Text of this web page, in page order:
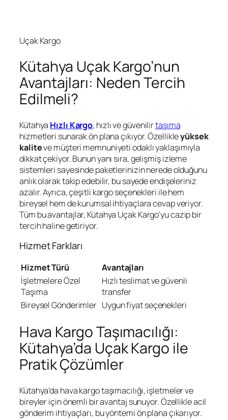
Uçak Kargo
Kütahya Uçak Kargo’nun
Avantajları: Neden Tercih
Edilmeli?
Kütahya Hızlı Kargo, hızlı ve güvenilirtaşıma
hizmetleri sunarak ön plana çıkıyor. Özellikleyüksek
kaliteve müşteri memnuniyeti odaklı yaklaşımıyla
dikkat çekiyor. Bunun yanı sıra, gelişmiş izleme
sistemleri sayesinde paketlerinizin nerede olduğunu
anlık olarak takip edebilir, bu sayede endişeleriniz
azalır. Ayrıca, çeşitli kargo seçenekleri ile hem
bireysel hem de kurumsal ihtiyaçlara cevap veriyor.
Tüm bu avantajlar, Kütahya Uçak Kargo’yu cazip bir
tercih haline getiriyor.
Hizmet Farkları
Hizmet Türü
Avantajları
İşletmelere Özel
Taşıma
Hızlı teslimat ve güvenli
transfer
Bireysel Gönderimler Uygun fiyat seçenekleri
Hava Kargo Taşımacılığı:
Kütahya’da Uçak Kargo ile
Pratik Çözümler
Kütahya’da hava kargo taşımacılığı, işletmeler ve
bireyler için önemli bir avantaj sunuyor. Özellikle acil
gönderim ihtiyaçları, bu yöntemi ön plana çıkarıyor.